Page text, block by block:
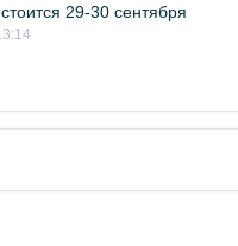
29-30 сентября